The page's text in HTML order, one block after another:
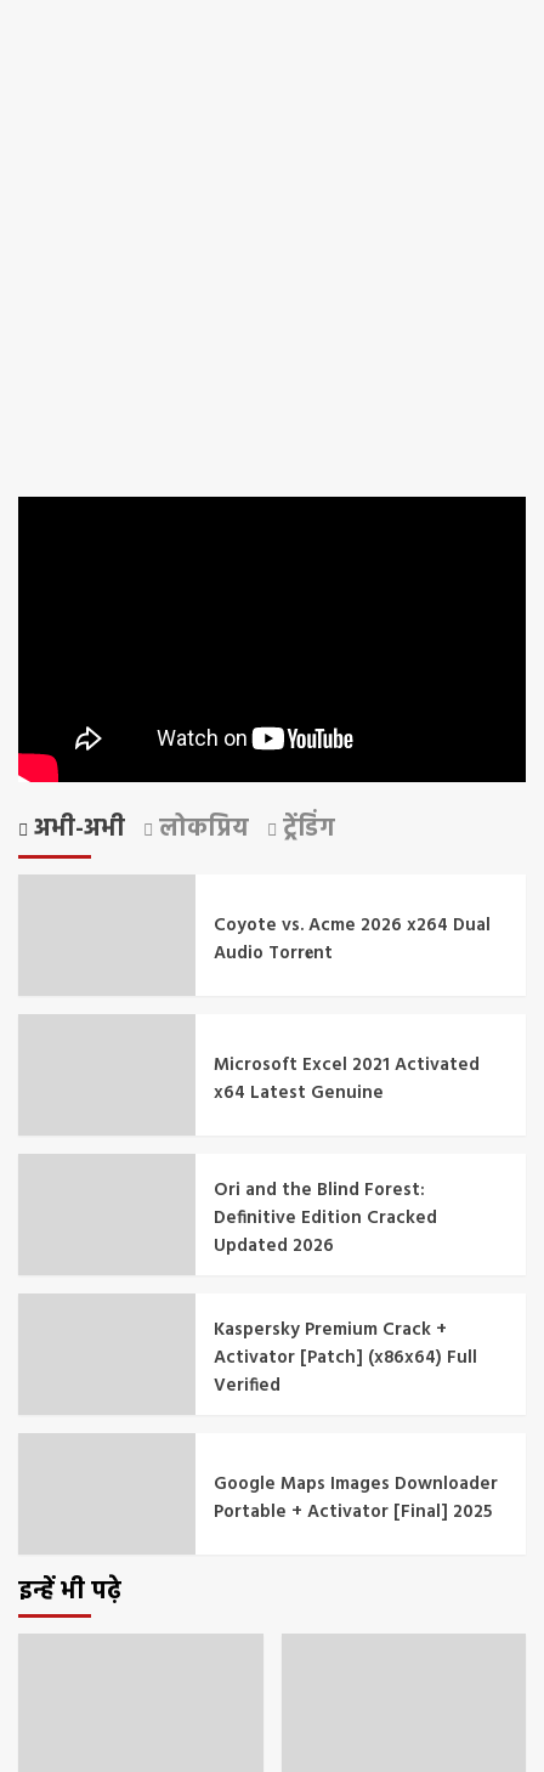
अभी-अभी लोकप्रिय ट्रेंडिंग
Coyote vs. Acme 2026 x264 Dual
Audio Torr𝐞nt
Microsoft Excel 2021 Activated
x64 Latest Genuine
Ori and the Blind Forest:
Definitive Edition Cracked
Updated 2026
Kaspersky Premium Crack +
Activator [Patch] (x86x64) Full
Verified
Google Maps Images Downloader
Portable + Activator [Final] 2025
इन्हें भी पढ़े